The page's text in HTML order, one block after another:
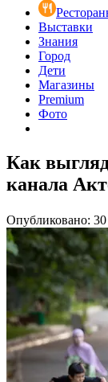
Выставки
Знания
Город
Дети
Магазины
Premium
Фото
Как
канала
Опубликовано: